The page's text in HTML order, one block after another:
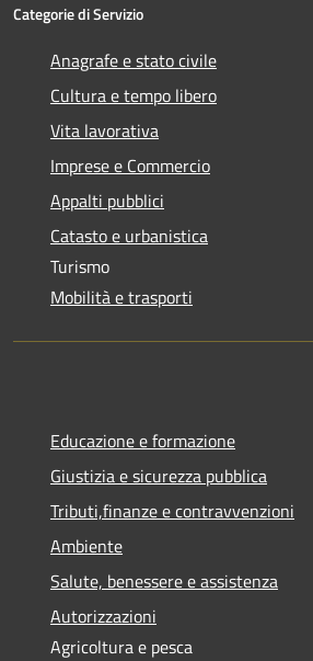
Categorie di Servizio
Anagrafe e stato civile
Cultura e tempo libero
Vita lavorativa
Imprese e Commercio
Appalti pubblici
Catasto e urbanistica
Turismo
Mobilità e trasporti
Educazione e formazione
Giustizia e sicurezza pubblica
Tributi,finanze e contravvenzioni
Ambiente
Salute, benessere e assistenza
Autorizzazioni
Agricoltura e pesca